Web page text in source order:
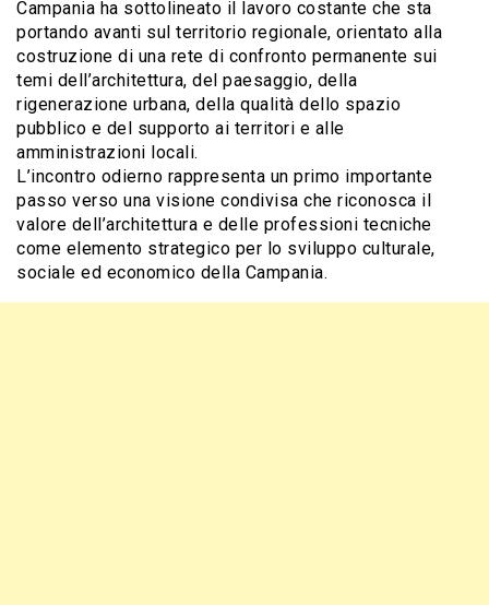
Campania ha sottolineato il lavoro costante che sta
portando avanti sul territorio regionale, orientato alla
costruzione di una rete di confronto permanente sui
temi dell’architettura, del paesaggio, della
rigenerazione urbana, della qualità dello spazio
pubblico e del supporto ai territori e alle
amministrazioni locali.
L’incontro odierno rappresenta un primo importante
passo verso una visione condivisa che riconosca il
valore dell’architettura e delle professioni tecniche
come elemento strategico per lo sviluppo culturale,
sociale ed economico della Campania.